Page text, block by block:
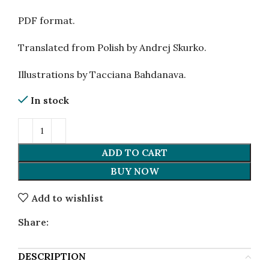
PDF format.
Translated from Polish by Andrej Skurko.
Illustrations by Tacciana Bahdanava.
In stock
ADD TO CART
BUY NOW
Add to wishlist
Share:
DESCRIPTION